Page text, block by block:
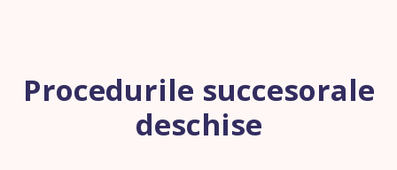
Procedurile succesorale
deschise